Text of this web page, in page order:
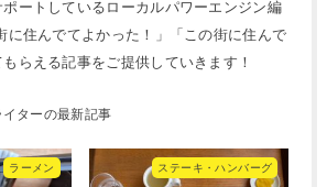
ートしているローカルパワーエンジン編
に住んでてよかった！」「この街に住んで
らえる記事をご提供していきます！
ラーメン ステーキ・ハンバーグ